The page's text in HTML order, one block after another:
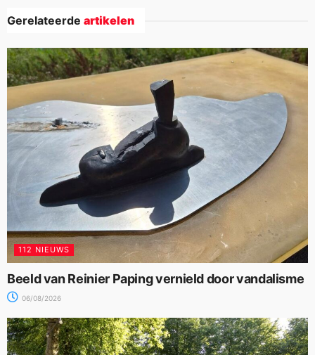
Gerelateerde artikelen
112 NIEUWS
Beeld van Reinier Paping vernield door vandalisme
06/08/2026